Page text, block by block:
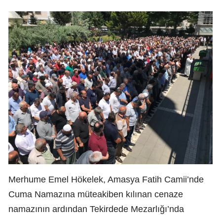
Merhume Emel Hökelek, Amasya Fatih Camii’nde
Cuma Namazına müteakiben kılınan cenaze
namazının ardından Tekirdede Mezarlığı’nda